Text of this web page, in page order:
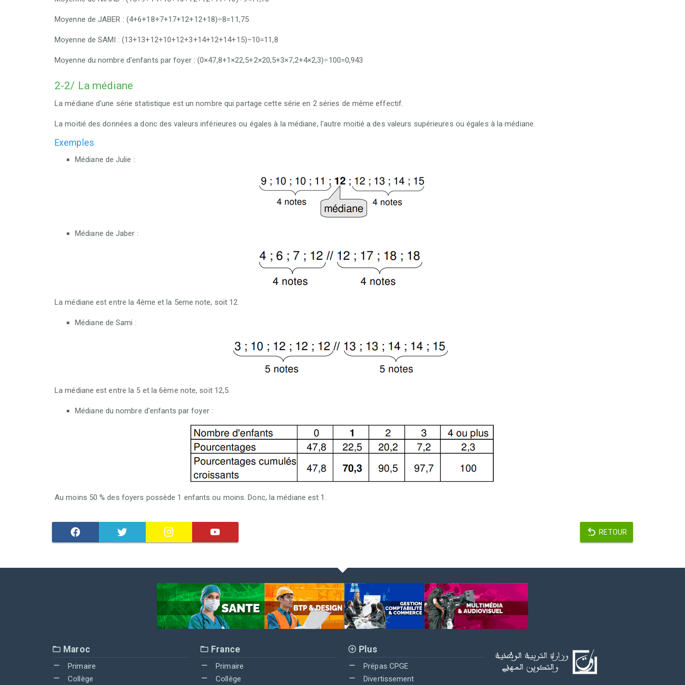
Moyenne de JABER : (4+6+18+7+17+12+12+18)÷8=11,75
Moyenne de SAMI : (13+13+12+10+12+3+14+12+14+15)÷10=11,8
Moyenne du nombre d'enfants par foyer : (0×47,8+1×22,5+2×20,5+3×7,2+4×2,3)÷100=0,943
2-2/ La médiane
La médiane d'une série statistique est un nombre qui partage cette série en 2 séries de même effectif.
La moitié des données a donc des valeurs inférieures ou égales à la médiane, l'autre moitié a des valeurs supérieures ou égales à la médiane.
Exemples
Médiane de Julie :
Médiane de Jaber :
La médiane est entre la 4ème et la 5eme note, soit 12.
Médiane de Sami :
La médiane est entre la 5 et la 6ème note, soit 12,5.
Médiane du nombre d'enfants par foyer :
Au moins 50 % des foyers possède 1 enfants ou moins. Donc, la médiane est 1.
RETOUR
Maroc
Primaire
Collège
France
Primaire
Collège
Plus
Prépas CPGE
Divertissement